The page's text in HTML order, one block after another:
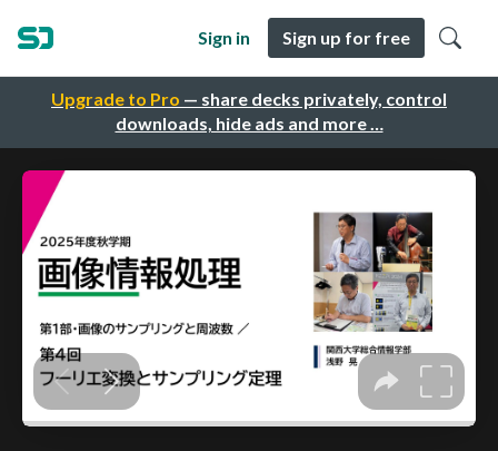
Upgrade to Pro — share decks privately, control
downloads, hide ads and more …
Sign in Sign up for free